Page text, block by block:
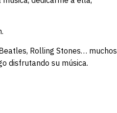
Rolling Stones… muchos
disfrutando su música.